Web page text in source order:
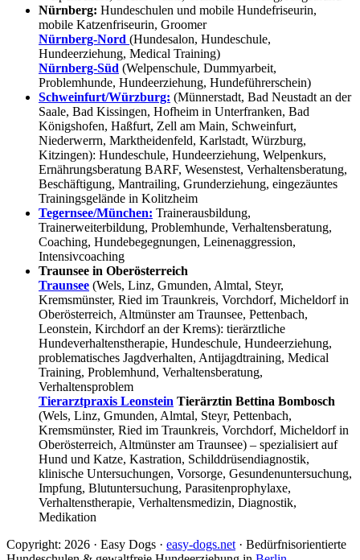
Nürnberg: Hundeschulen und mobile Hundefriseurin,
mobile Katzenfriseurin, Groomer
Nürnberg-Nord (Hundesalon, Hundeschule,
Hundeerziehung, Medical Training)
Nürnberg-Süd (Welpenschule, Dummyarbeit,
Problemhunde, Hundeerziehung, Hundeführerschein)
Schweinfurt/Würzburg: (Münnerstadt, Bad Neustadt an der
Saale, Bad Kissingen, Hofheim in Unterfranken, Bad
Königshofen, Haßfurt, Zell am Main, Schweinfurt,
Niederwerrn, Marktheidenfeld, Karlstadt, Würzburg,
Kitzingen): Hundeschule, Hundeerziehung, Welpenkurs,
Ernährungsberatung BARF, Wesenstest, Verhaltensberatung,
Beschäftigung, Mantrailing, Grunderziehung, eingezäuntes
Trainingsgelände in Kolitzheim
Tegernsee/München: Trainerausbildung,
Trainerweiterbildung, Problemhunde, Verhaltensberatung,
Coaching, Hundebegegnungen, Leinenaggression,
Intensivcoaching
Traunsee in Oberösterreich
Traunsee (Wels, Linz, Gmunden, Almtal, Steyr,
Kremsmünster, Ried im Traunkreis, Vorchdorf, Micheldorf in
Oberösterreich, Altmünster am Traunsee, Pettenbach,
Leonstein, Kirchdorf an der Krems): tierärztliche
Hundeverhaltenstherapie, Hundeschule, Hundeerziehung,
problematisches Jagdverhalten, Antijagdtraining, Medical
Training, Problemhund, Verhaltensberatung,
Verhaltensproblem
Tierarztpraxis Leonstein Tierärztin Bettina Bombosch
(Wels, Linz, Gmunden, Almtal, Steyr, Pettenbach,
Kremsmünster, Ried im Traunkreis, Vorchdorf, Micheldorf in
Oberösterreich, Altmünster am Traunsee) – spezialisiert auf
Hund und Katze, Kastration, Schilddrüsendiagnostik,
klinische Untersuchungen, Vorsorge, Gesundenuntersuchung,
Impfung, Blutuntersuchung, Parasitenprophylaxe,
Verhaltenstherapie, Verhaltensmedizin, Diagnostik,
Medikation
Copyright: 2026 · Easy Dogs · easy-dogs.net · Bedürfnisorientierte